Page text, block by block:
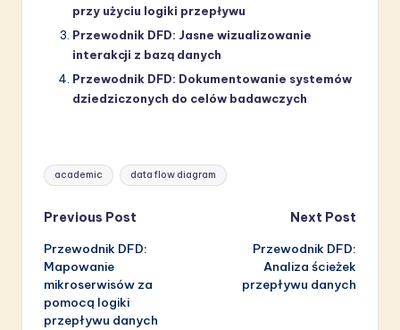
przy użyciu logiki przepływu
Przewodnik DFD: Jasne wizualizowanie
interakcji z bazą danych
Przewodnik DFD: Dokumentowanie systemów
dziedziczonych do celów badawczych
Tags:
academic data flow diagram
Post
navigation
Previous Post
Przewodnik DFD:
Mapowanie
mikroserwisów za
pomocą logiki
przepływu danych
Next Post
Przewodnik DFD:
Analiza ścieżek
przepływu danych